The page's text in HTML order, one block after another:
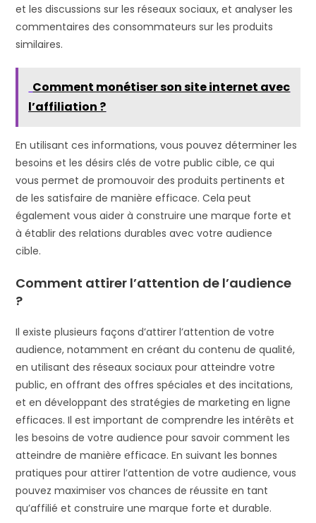
et les discussions sur les réseaux sociaux, et analyser les
commentaires des consommateurs sur les produits
similaires.
Comment monétiser son site internet avec
l’affiliation ?
En utilisant ces informations, vous pouvez déterminer les
besoins et les désirs clés de votre public cible, ce qui
vous permet de promouvoir des produits pertinents et
de les satisfaire de manière efficace. Cela peut
également vous aider à construire une marque forte et
à établir des relations durables avec votre audience
cible.
Comment attirer l’attention de l’audience
?
Il existe plusieurs façons d’attirer l’attention de votre
audience, notamment en créant du contenu de qualité,
en utilisant des réseaux sociaux pour atteindre votre
public, en offrant des offres spéciales et des incitations,
et en développant des stratégies de marketing en ligne
efficaces. Il est important de comprendre les intérêts et
les besoins de votre audience pour savoir comment les
atteindre de manière efficace. En suivant les bonnes
pratiques pour attirer l’attention de votre audience, vous
pouvez maximiser vos chances de réussite en tant
qu’affilié et construire une marque forte et durable.